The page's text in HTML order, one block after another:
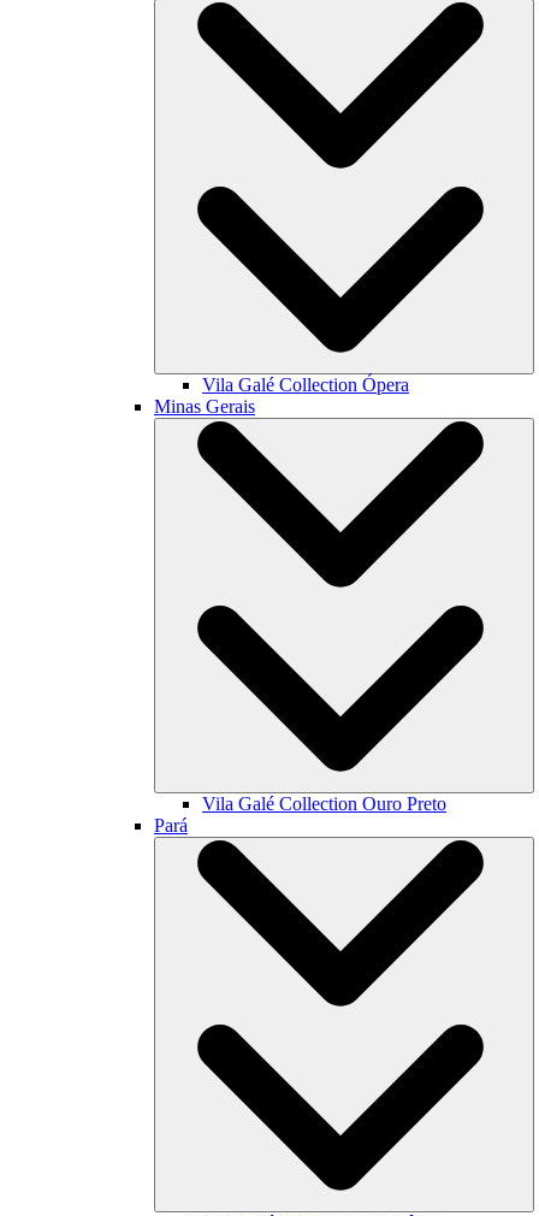
Vila Galé Collection Ópera
Minas Gerais
Vila Galé Collection Ouro Preto
Pará